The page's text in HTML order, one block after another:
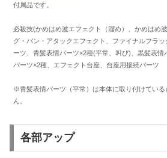
付属品です。
必殺技(かめはめ波エフェクト（溜め）、かめはめ
グ・バン・アタックエフェクト、ファイナルフラ
ーツ、青髪表情パーツ×2種(平常、叫び)、黒髪表
パーツ×2種、エフェクト台座、台座用接続パーツ
※青髪表情パーツ（平常）は本体に取り付けてい
ん。
各部アップ